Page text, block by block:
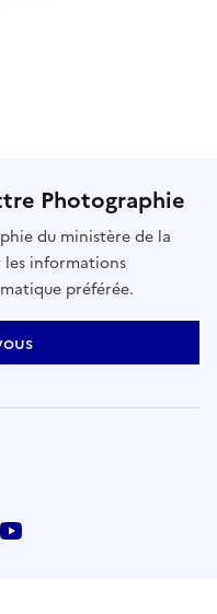
Photographie
du ministère de la
informations
préférée.